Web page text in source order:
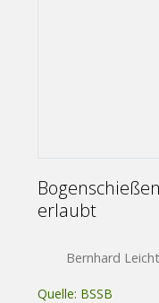
erlaubt
Bernhard
Quelle: BSSB